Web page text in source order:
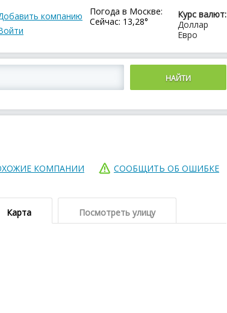
Курс валют:
Доллар
Евро
Погода в Москве:
Сейчас: 13,28°
компанию
КОМПАНИИ СООБЩИТЬ ОБ ОШИБКЕ
Карта Посмотреть улицу